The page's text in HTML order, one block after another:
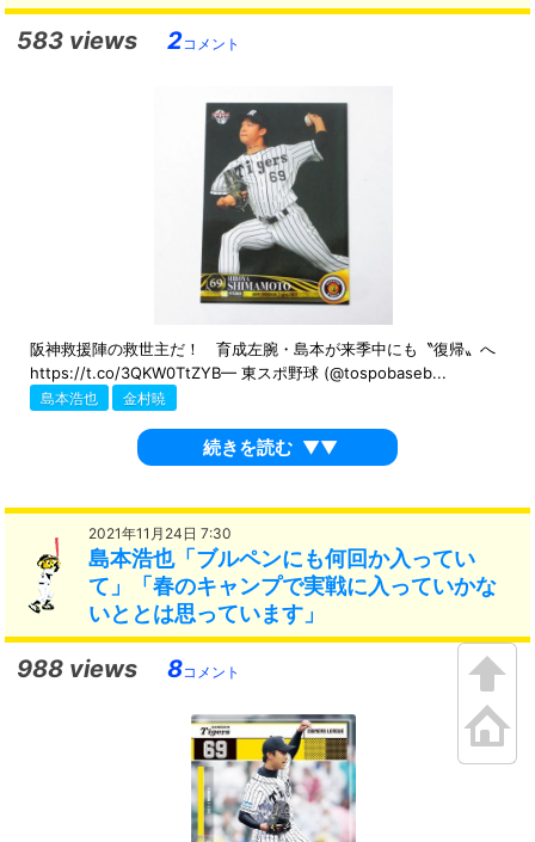
583 views 2コメント
阪神救援陣の救世主だ！ 育成左腕・島本が来季中にも〝復帰〟へ
https://t.co/3QKW0TtZYB— 東スポ野球 (@tospobaseb...
島本浩也 金村暁
続きを読む ▼▼
2021年11月24日 7:30
島本浩也「ブルペンにも何回か入ってい
て」「春のキャンプで実戦に入っていかな
いととは思っています」
988 views 8コメント